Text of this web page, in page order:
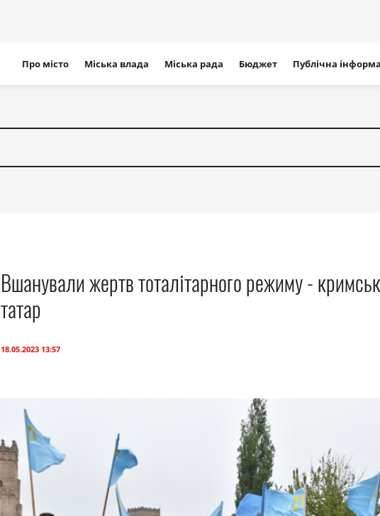
сайту
Про місто Міська влада Міська рада Бюджет Публічна
Вшанували жертв тоталітарного режиму -
татар
18.05.2023 13:57